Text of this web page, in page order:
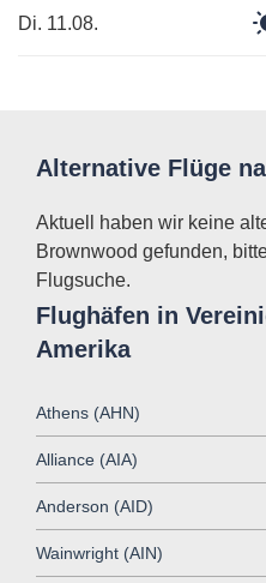
Di. 11.08.
Alternative Flüge
Aktuell haben wir keine
Brownwood gefunden,
Flugsuche.
Flughäfen in
Amerika
Athens (AHN)
Alliance (AIA)
Anderson (AID)
Wainwright (AIN)